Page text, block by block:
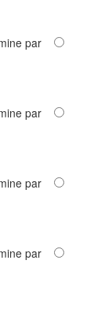
par
par
par
par